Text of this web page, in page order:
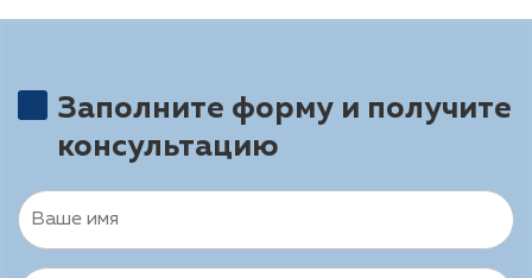
Заполните форму и получите
консультацию